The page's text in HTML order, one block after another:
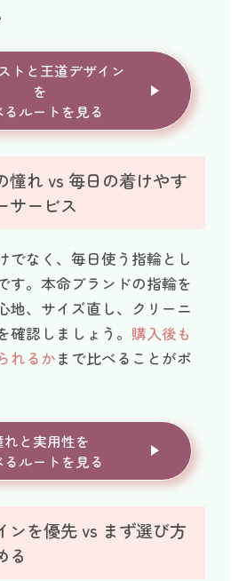
トと王道デザイン
を
るルートを見る
憧れ vs 毎日の着けやす
サービス
でなく、毎日使う指輪とし
す。本命ブランドの指輪を
地、サイズ直し、クリーニ
確認しましょう。 購入後も
れるかまで比べることがポ
れと実用性を
るルートを見る
ンを優先 vs まず選び方
る